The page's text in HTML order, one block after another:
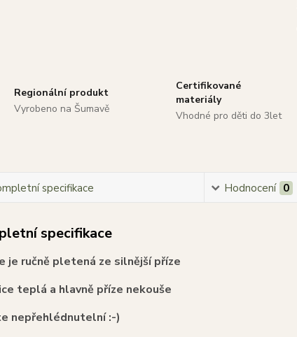
Regionální produkt
Vyrobeno na Šumavě
Certifikované
materiály
Vhodné pro děti do 3let
specifikace Hodnocení 0
specifikace
je ručně pletená ze silnější příze
teplá a hlavně příze nekouše
nepřehlédnutelní :-)